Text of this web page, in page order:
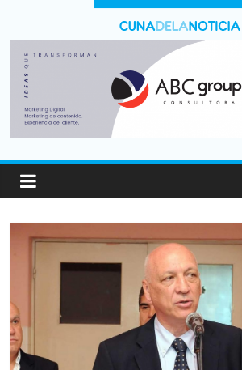
Fuerte caída de la venta de autos usados